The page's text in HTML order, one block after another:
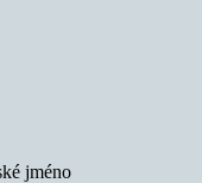
jméno